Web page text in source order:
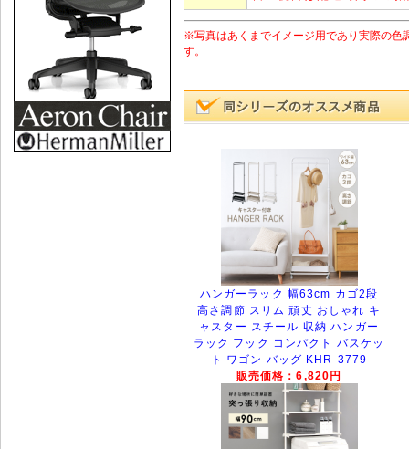
※写真はあくまでイメージ用であり実際の色
す。
ハンガーラック 幅63cm カゴ2段
高さ調節 スリム 頑丈 おしゃれ キ
ャスター スチール 収納 ハンガー
ラック フック コンパクト バスケッ
ト ワゴン バッグ KHR-3779
販売価格：6,820円